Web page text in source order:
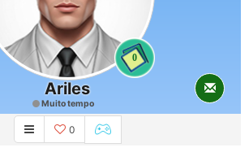
0
Ariles
Muito tempo
0